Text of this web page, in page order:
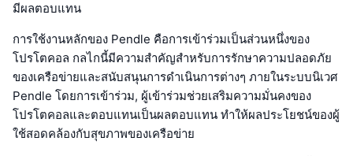
มีผลตอบแทน
การใช้งานหลักของ Pendle คือการเข้าร่วมเป็นส่วนหนึ่งของ
โปรโตคอล กลไกนี้มีความสำคัญสำหรับการรักษาความปลอดภัย
ของเครือข่ายและสนับสนุนการดำเนินการต่างๆ ภายในระบบนิเวศ
Pendle โดยการเข้าร่วม, ผู้เข้าร่วมช่วยเสริมความมั่นคงของ
โปรโตคอลและตอบแทนเป็นผลตอบแทน ทำให้ผลประโยชน์ของผู้
ใช้สอดคล้องกับสุขภาพของเครือข่าย